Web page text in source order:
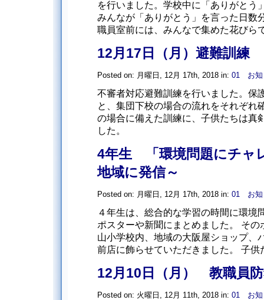
を行いました。学校中に「ありがとう
みんなが「ありがとう」を言った日数
職員室前には、みんなで集めた花びら
12月17日（月）避難訓練
Posted on: 月曜日, 12月 17th, 2018 in: 01 お知
不審者対応避難訓練を行いました。保
と、集団下校の場合の流れをそれ
の場合に備えた訓練に、子供たちは真
した。
4年生 「環境問題にチャ
地域に発信～
Posted on: 月曜日, 12月 17th, 2018 in: 01 お知
４年生は、総合的な学習の時間に環境
ポスターや新聞にまとめました。 そ
山小学校内、地域の大阪屋ショップ、
前店に飾らせていただきました。 子
12月10日（月） 教職員
Posted on: 火曜日, 12月 11th, 2018 in: 01 お知